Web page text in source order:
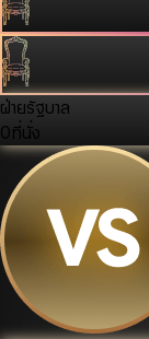
ฝ่ายรัฐบาล
0ที่นั่ง